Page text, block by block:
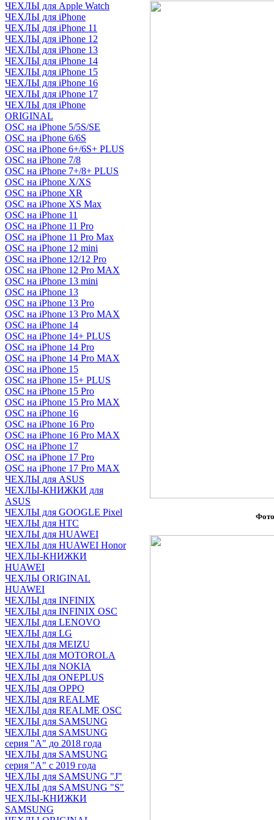
ЧЕХЛЫ для Apple Watch
ЧЕХЛЫ для iPhone
ЧЕХЛЫ для iPhone 11
ЧЕХЛЫ для iPhone 12
ЧЕХЛЫ для iPhone 13
ЧЕХЛЫ для iPhone 14
ЧЕХЛЫ для iPhone 15
ЧЕХЛЫ для iPhone 16
ЧЕХЛЫ для iPhone 17
ЧЕХЛЫ для iPhone
ORIGINAL
OSC на iPhone 5/5S/SE
OSC на iPhone 6/6S
OSC на iPhone 6+/6S+ PLUS
OSC на iPhone 7/8
OSC на iPhone 7+/8+ PLUS
OSC на iPhone X/XS
OSC на iPhone XR
OSC на iPhone XS Max
OSC на iPhone 11
OSC на iPhone 11 Pro
OSC на iPhone 11 Pro Max
OSC на iPhone 12 mini
OSC на iPhone 12/12 Pro
OSC на iPhone 12 Pro MAX
OSC на iPhone 13 mini
OSC на iPhone 13
OSC на iPhone 13 Pro
OSC на iPhone 13 Pro MAX
OSC на iPhone 14
OSC на iPhone 14+ PLUS
OSC на iPhone 14 Pro
OSC на iPhone 14 Pro MAX
OSC на iPhone 15
OSC на iPhone 15+ PLUS
OSC на iPhone 15 Pro
OSC на iPhone 15 Pro MAX
OSC на iPhone 16
OSC на iPhone 16 Pro
OSC на iPhone 16 Pro MAX
OSC на iPhone 17
OSC на iPhone 17 Pro
OSC на iPhone 17 Pro MAX
ЧЕХЛЫ для ASUS
ЧЕХЛЫ-КНИЖКИ для
ASUS
ЧЕХЛЫ для GOOGLE Pixel
ЧЕХЛЫ для HTC
ЧЕХЛЫ для HUAWEI
ЧЕХЛЫ для HUAWEI Honor
ЧЕХЛЫ-КНИЖКИ
HUAWEI
ЧЕХЛЫ ORIGINAL
HUAWEI
ЧЕХЛЫ для INFINIX
ЧЕХЛЫ для INFINIX OSC
ЧЕХЛЫ для LENOVO
ЧЕХЛЫ для LG
ЧЕХЛЫ для MEIZU
ЧЕХЛЫ для MOTOROLA
ЧЕХЛЫ для NOKIA
ЧЕХЛЫ для ONEPLUS
ЧЕХЛЫ для OPPO
ЧЕХЛЫ для REALME
ЧЕХЛЫ для REALME OSC
ЧЕХЛЫ для SAMSUNG
ЧЕХЛЫ для SAMSUNG
серия "A" до 2018 года
ЧЕХЛЫ для SAMSUNG
серия "A" с 2019 года
ЧЕХЛЫ для SAMSUNG "J"
ЧЕХЛЫ для SAMSUNG "S"
ЧЕХЛЫ-КНИЖКИ
SAMSUNG